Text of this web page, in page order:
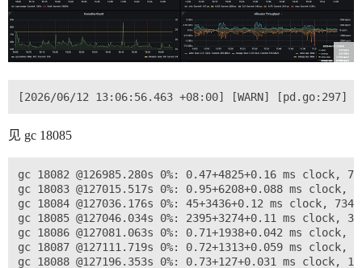
见 gc 18085
gc 18082 @126985.280s 0%: 0.47+4825+0.16 ms clock,
gc 18083 @127015.517s 0%: 0.95+6208+0.088 ms
gc 18084 @127036.176s 0%: 45+3436+0.12 ms clock,
gc 18085 @127046.034s 0%: 2395+3274+0.11 ms clock,
gc 18086 @127081.063s 0%: 0.71+1938+0.042 ms
gc 18087 @127111.719s 0%: 0.72+1313+0.059 ms